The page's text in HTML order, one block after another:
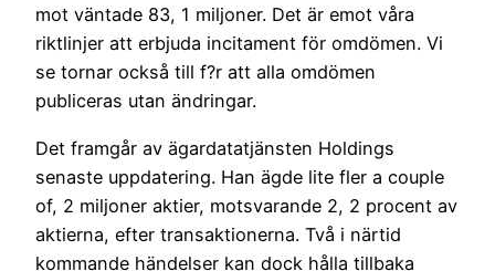
mot väntade 83, 1 miljoner. Det är emot våra
riktlinjer att erbjuda incitament för omdömen. Vi
se tornar också till f?r att alla omdömen
publiceras utan ändringar.
Det framgår av ägardatatjänsten Holdings
senaste uppdatering. Han ägde lite fler a couple
of, 2 miljoner aktier, motsvarande 2, 2 procent av
aktierna, efter transaktionerna. Två i närtid
kommande händelser kan dock hålla tillbaka